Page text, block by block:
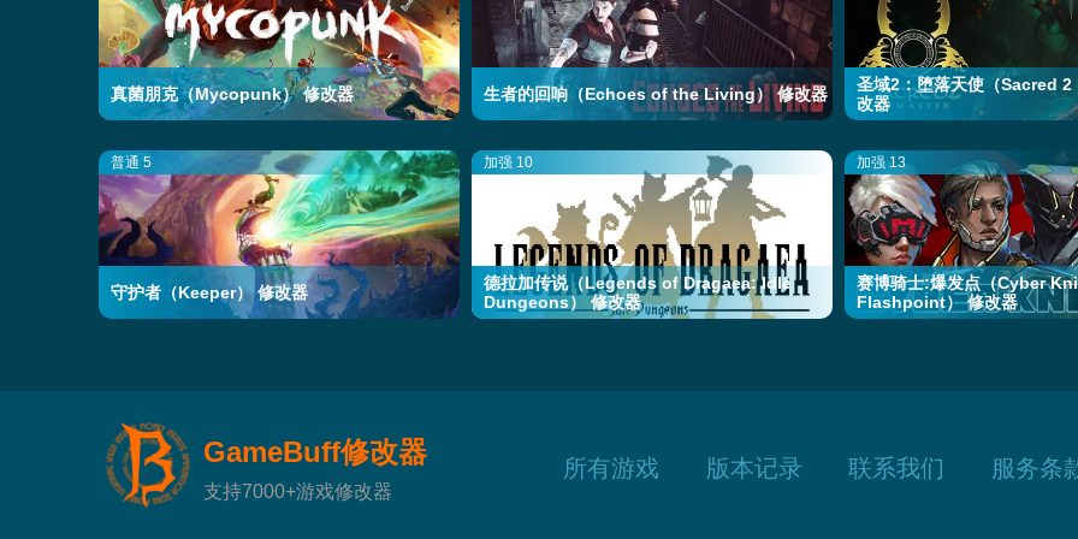
真菌朋克（Mycopunk） 修改器 生者的回响（Echoes of the Living） 修改器
圣域2：堕落天使（Sacred
改器
普通 5
守护者（Keeper） 修改器
加强 10
德拉加传说（Legends of Dragaea: Idle
Dungeons） 修改器
加强 13
赛博骑士:爆发点（Cyber
Flashpoint） 修改器
GameBuff修改器
支持7000+游戏修改器
所有游戏 版本记录 联系我们 服务条